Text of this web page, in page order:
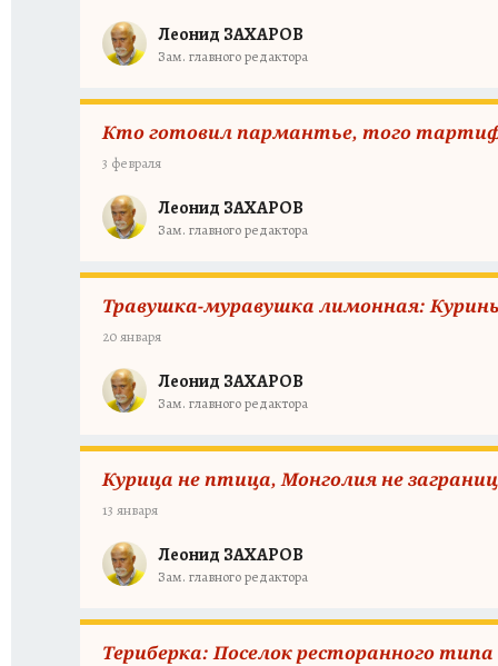
Леонид ЗАХАРОВ
Зам. главного редактора
Кто готовил пармантье, того
3 февраля
Леонид ЗАХАРОВ
Зам. главного редактора
Травушка-муравушка лимонная:
20 января
Леонид ЗАХАРОВ
Зам. главного редактора
Курица не птица, Монголия не
13 января
Леонид ЗАХАРОВ
Зам. главного редактора
Териберка: Поселок ресторанного типа